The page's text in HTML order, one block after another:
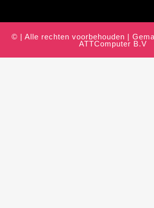
© | Alle rechten voorbehouden |
ATTComputer B.V